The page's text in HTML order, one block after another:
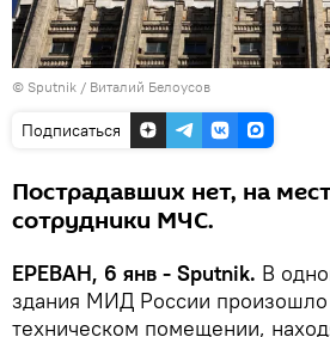
© Sputnik / Виталий Белоусов
Подписаться
Пострадавших нет, на
сотрудники МЧС.
ЕРЕВАН, 6 янв - Sputnik. В
здания МИД России произошло
техническом помещении,